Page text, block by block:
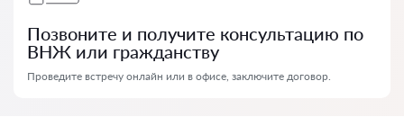
Позвоните и получите консультацию по
ВНЖ или гражданству
Проведите встречу онлайн или в офисе, заключите договор.